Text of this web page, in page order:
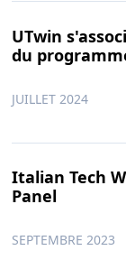
UTwin
du
JUILLET 2024
Italian Tech
Panel
SEPTEMBRE 2023